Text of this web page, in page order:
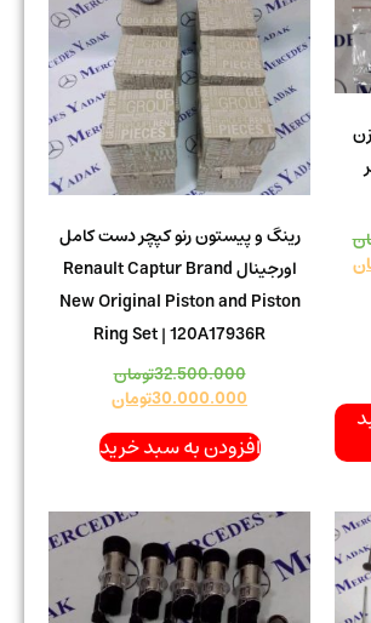
رینگ و پیستون رنو کپچر دست کامل
اورجینال Renault Captur Brand
New Original Piston and Piston
Ring Set | 120A17936R
32.500.000تومان
30.000.000تومان
افزودن به سبد خرید